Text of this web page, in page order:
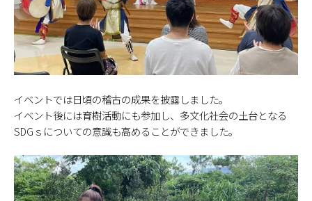
イベントでは日頃の稽古の成果を披露しました。
イベント後には育樹活動にも参加し、多文化社会の土台となる
SDGｓについての意識も高めることができました。